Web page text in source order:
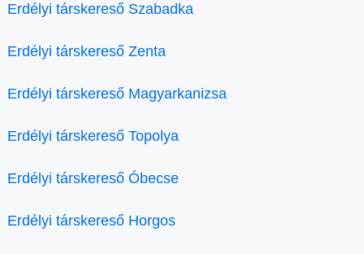
Erdélyi társkereső Szabadka
Erdélyi társkereső Zenta
Erdélyi társkereső Magyarkanizsa
Erdélyi társkereső Topolya
Erdélyi társkereső Óbecse
Erdélyi társkereső Horgos